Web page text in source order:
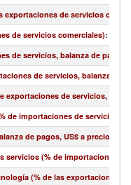
exportaciones de servicios
de servicios comerciales):
de servicios, balanza de pagos)
de servicios, balanza de
exportaciones de servicios,
de importaciones de servicios,
de pagos, US$ a precios
servicios (% de importaciones
(% de las exportaciones